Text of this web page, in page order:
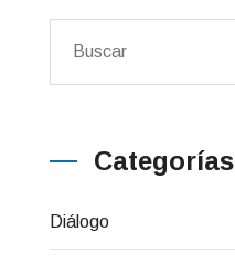
Categorías
Diálogo